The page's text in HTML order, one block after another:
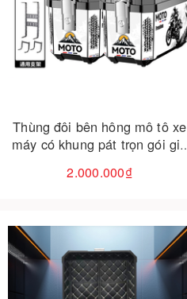
Thùng đôi bên hông mô tô xe
máy có khung pát trọn gói giá
2.000.000₫
Cho vào giỏ hàng